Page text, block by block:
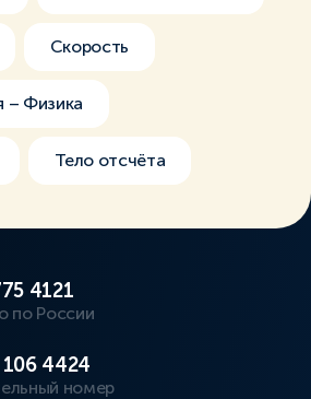
Скорость
– Физика
Тело отсчёта
4121
по России
4424
номер